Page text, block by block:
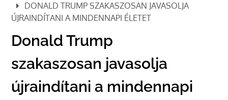
DONALD TRUMP SZAKASZOSAN JAVASOLJA
ÚJRAINDÍTANI A MINDENNAPI ÉLETET
Donald Trump
szakaszosan javasolja
újraindítani a mindennapi